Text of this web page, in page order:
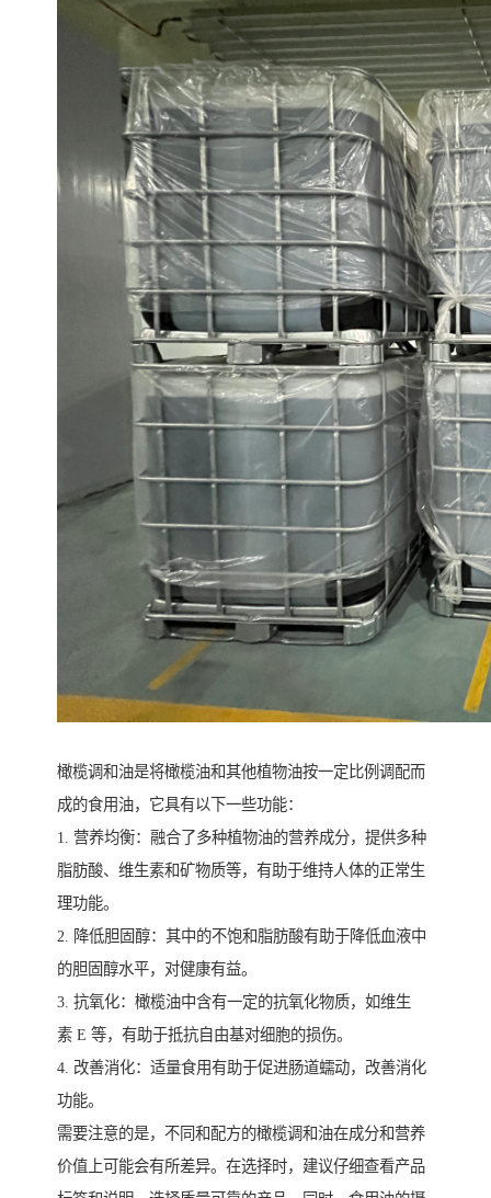
橄榄调和油是将橄榄油和其他植物油按一定比例调配而
成的食用油，它具有以下一些功能：
1. 营养均衡：融合了多种植物油的营养成分，提供多种
脂肪酸、维生素和矿物质等，有助于维持人体的正常生
理功能。
2. 降低胆固醇：其中的不饱和脂肪酸有助于降低血液中
的胆固醇水平，对健康有益。
3. 抗氧化：橄榄油中含有一定的抗氧化物质，如维生
素 E 等，有助于抵抗自由基对细胞的损伤。
4. 改善消化：适量食用有助于促进肠道蠕动，改善消化
功能。
需要注意的是，不同和配方的橄榄调和油在成分和营养
价值上可能会有所差异。在选择时，建议仔细查看产品